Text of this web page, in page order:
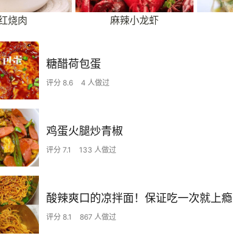
烧肉 麻辣小龙虾
糖醋荷包蛋
评分 8.6 4 人做过
鸡蛋火腿炒青椒
评分 7.1 133 人做过
酸辣爽口的凉拌面！保证吃一次就上瘾
评分 8.1 867 人做过